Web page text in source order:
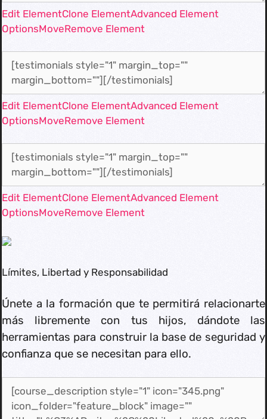
Edit ElementClone ElementAdvanced Element
OptionsMoveRemove Element
Edit ElementClone ElementAdvanced Element
OptionsMoveRemove Element
Edit ElementClone ElementAdvanced Element
OptionsMoveRemove Element
Límites, Libertad y Responsabilidad
Únete a la formación que te permitirá relacionarte
más libremente con tus hijos, dándote las
herramientas para construir la base de seguridad y
confianza que se necesitan para ello.